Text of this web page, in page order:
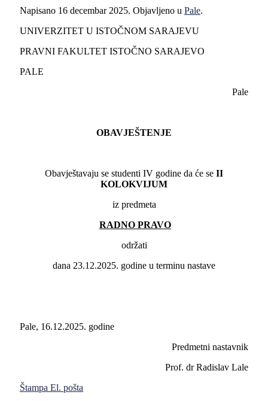
Napisano 16 decembar 2025. Objavljeno u Pale.
UNIVERZITET U ISTOČNOM SARAJEVU
PRAVNI FAKULTET ISTOČNO SARAJEVO
PALE
Pale
OBAVJEŠTENJE
Obavještavaju se studenti IV godine da će se II
KOLOKVIJUM
iz predmeta
RADNO PRAVO
održati
dana 23.12.2025. godine u terminu nastave
Pale, 16.12.2025. godine
Predmetni nastavnik
Prof. dr Radislav Lale
Štampa El. pošta